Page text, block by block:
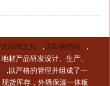
沈阳陶土瓦 ,沈阳烧结砖
,
材产品研发设计、生产、
,以严格的管理并组成了一
现货库存，外墙保温一体板